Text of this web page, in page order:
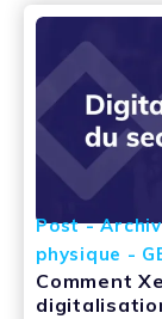
Post -
physique -
Comment